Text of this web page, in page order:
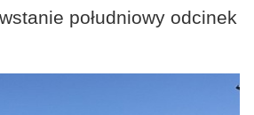
południowy odcinek